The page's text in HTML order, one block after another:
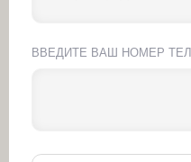
ВВЕДИТЕ ВАШ НОМЕР